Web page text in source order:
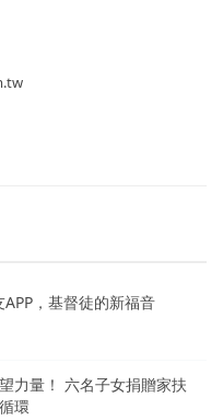
，基督徒的新福音
力量！ 六名子女捐贈家扶
環